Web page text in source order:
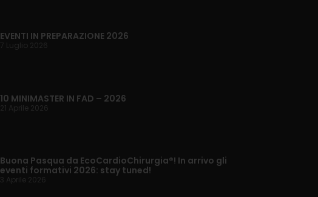
EVENTI IN PREPARAZIONE 2026
7 Luglio 2026
10 MINIMASTER IN FAD – 2026
21 Aprile 2026
Buona Pasqua da EcoCardioChirurgia®! In arrivo gli
eventi formativi 2026: stay tuned!
3 Aprile 2026